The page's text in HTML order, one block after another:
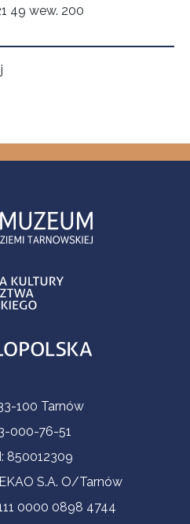
49 wew. 200
100 Tarnów
000-76-51
850012309
S.A. O/Tarnów
0000 0898 4744